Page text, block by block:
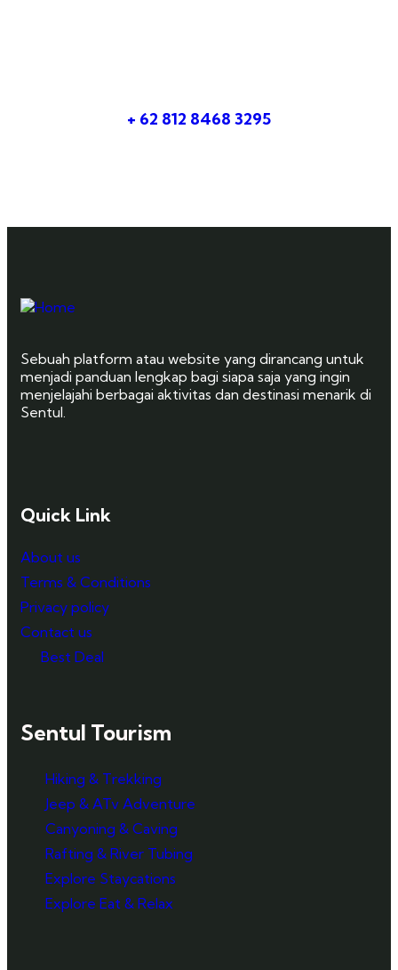
+ 62 812 8468 3295
Sebuah platform atau website yang dirancang untuk
menjadi panduan lengkap bagi siapa saja yang ingin
menjelajahi berbagai aktivitas dan destinasi menarik di
Sentul.
Quick Link
About us
Terms & Conditions
Privacy policy
Contact us
Best Deal
Sentul Tourism
Hiking & Trekking
Jeep & ATv Adventure
Canyoning & Caving
Rafting & River Tubing
Explore Staycations
Explore Eat & Relax